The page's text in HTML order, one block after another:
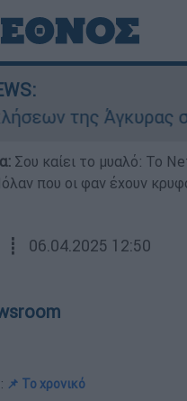
της Άγκυρας στο
Σου καίει το μυαλό: Το
που οι φαν έχουν
┋ 06.04.2025 12:50
📌 Το χρονικό